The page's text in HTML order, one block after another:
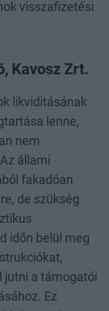
visszafizetési
Kavosz Zrt.
likviditásának
lenne,
nem
állami
fakadóan
de szükség
időn belül meg
jutni a támogatói
Ez